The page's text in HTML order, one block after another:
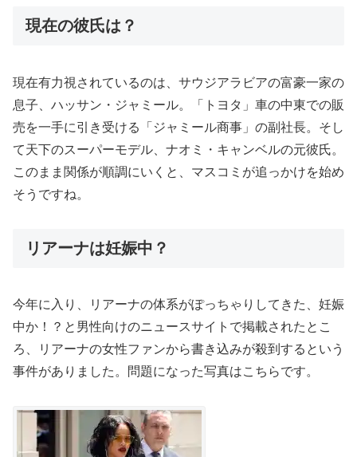
現在の彼氏は？
現在有力視されているのは、サウジアラビアの富豪一家の
息子、ハッサン・ジャミール。「トヨタ」車の中東での販
売を一手に引き受ける「ジャミール商事」の副社長。そし
て天下のスーパーモデル、ナオミ・キャンベルの元彼氏。
このまま関係が順調にいくと、マスコミが追っかけを始め
そうですね。
リアーナは妊娠中？
今年に入り、リアーナの体系がぽっちゃりしてきた、妊娠
中か！？と男性向けのニュースサイトで掲載されたとこ
ろ、リアーナの女性ファンから書き込みが殺到するという
事件がありました。問題になった写真はこちらです。